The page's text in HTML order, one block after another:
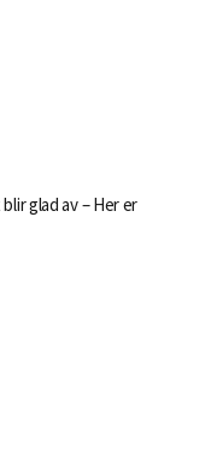
glad av – Her er